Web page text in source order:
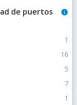
de puertos
info
1
16
5
7
1